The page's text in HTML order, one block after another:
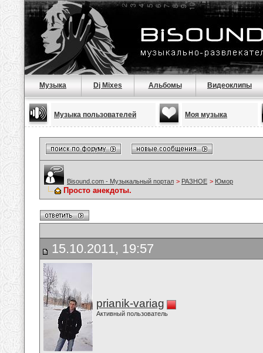
Музыка Dj Mixes Альбомы Видеоклипы
Музыка пользователей Моя музыка
Bisound.com - Музыкальный портал > РАЗНОЕ > Юмор
Просто анекдоты.
15.10.2011, 19:57
prianik-variag
Активный пользователь